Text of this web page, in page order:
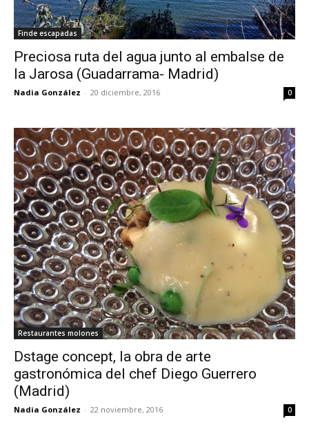
Finde escapadas
Preciosa ruta del agua junto al embalse de
la Jarosa (Guadarrama- Madrid)
Nadia González - 20 diciembre, 2016 0
Restaurantes molones
Dstage concept, la obra de arte
gastronómica del chef Diego Guerrero
(Madrid)
Nadia González - 22 noviembre, 2016 0